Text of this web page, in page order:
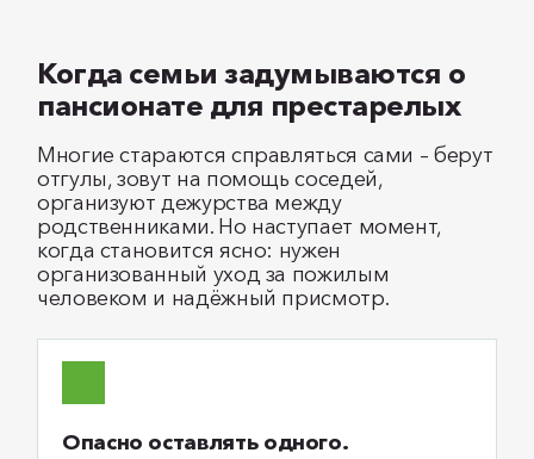
Когда семьи задумываются о
пансионате для престарелых
Многие стараются справляться сами – берут
отгулы, зовут на помощь соседей,
организуют дежурства между
родственниками. Но наступает момент,
когда становится ясно: нужен
организованный уход за пожилым
человеком и надёжный присмотр.
Опасно оставлять одного.